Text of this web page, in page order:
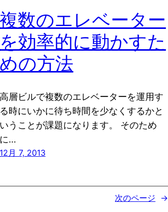
複数のエレベーター
を効率的に動かすた
めの方法
高層ビルで複数のエレベーターを運用す
る時にいかに待ち時間を少なくするかと
いうことが課題になります。 そのため
に…
12月 7, 2013
次のページ →